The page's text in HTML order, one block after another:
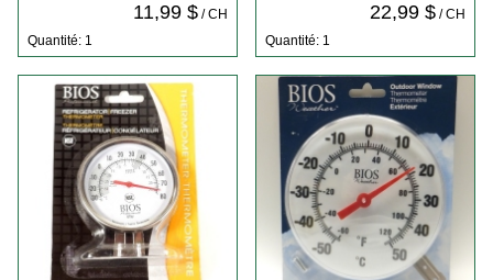
11,99 $/ CH
Quantité: 1
22,99 $/ CH
Quantité: 1